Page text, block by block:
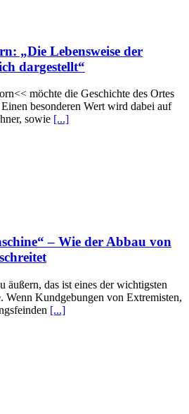
„Die Lebensweise der
dargestellt“
möchte die Geschichte des Ortes
besonderen Wert wird dabei auf
sowie [...]
– Wie der Abbau von
äußern, das ist eines der wichtigsten
Wenn Kundgebungen von Extremisten,
[...]